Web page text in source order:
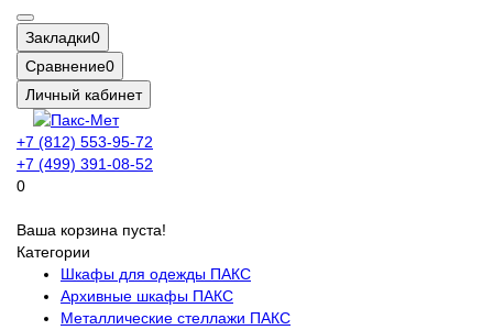
Закладки0
Сравнение0
Личный кабинет
+7 (812) 553-95-72
+7 (499) 391-08-52
0
Ваша корзина пуста!
Категории
Шкафы для одежды ПАКС
Архивные шкафы ПАКС
Металлические стеллажи ПАКС